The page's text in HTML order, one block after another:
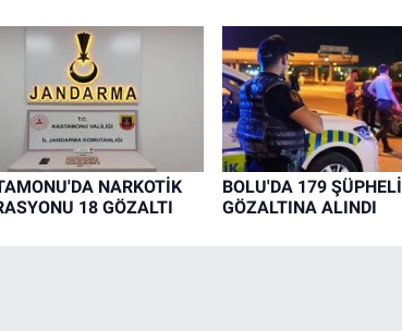
NARKOTİK
18 GÖZALTI
BOLU'DA 179 ŞÜPHELİ
GÖZALTINA ALINDI